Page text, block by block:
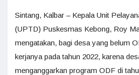
Sintang, Kalbar – Kepala Unit
(UPTD) Puskesmas Kebong, Roy
mengatakan, bagi desa yang belum
kerjanya pada tahun 2022, karena
menganggarkan program ODF di